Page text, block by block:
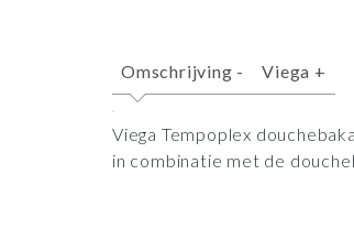
Omschrijving - Viega +
Viega Tempoplex
in combinatie met de